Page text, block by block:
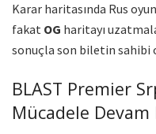
Karar haritasında Rus
fakat OG haritayı
sonuçla son biletin sahibi
BLAST Premier
Mücadele Devam